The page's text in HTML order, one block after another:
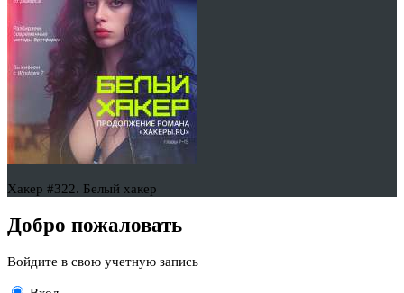
Хакер #322. Белый хакер
Добро пожаловать
Войдите в свою учетную запись